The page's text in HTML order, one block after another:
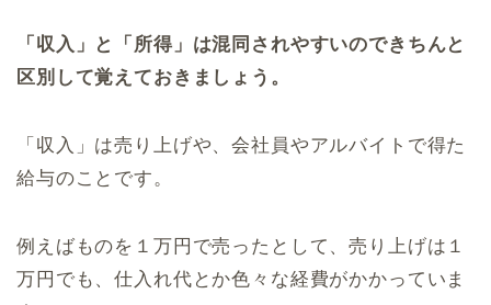
「収入」と「所得」は混同されやすいのできちんと
区別して覚えておきましょう。
「収入」は売り上げや、会社員やアルバイトで得た
給与のことです。
例えばものを１万円で売ったとして、売り上げは１
万円でも、仕入れ代とか色々な経費がかかっていま